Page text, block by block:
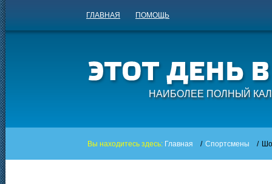
ГЛАВНАЯ ПОМОЩЬ
НАИБОЛЕЕ ПОЛНЫЙ
Вы находитесь здесь: Главная / Спортсмены /